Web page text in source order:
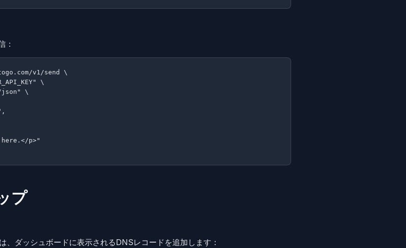
：
v1/send \
\
\
p>"
プ
、ダッシュボードに表示されるDNSレコードを追加します：